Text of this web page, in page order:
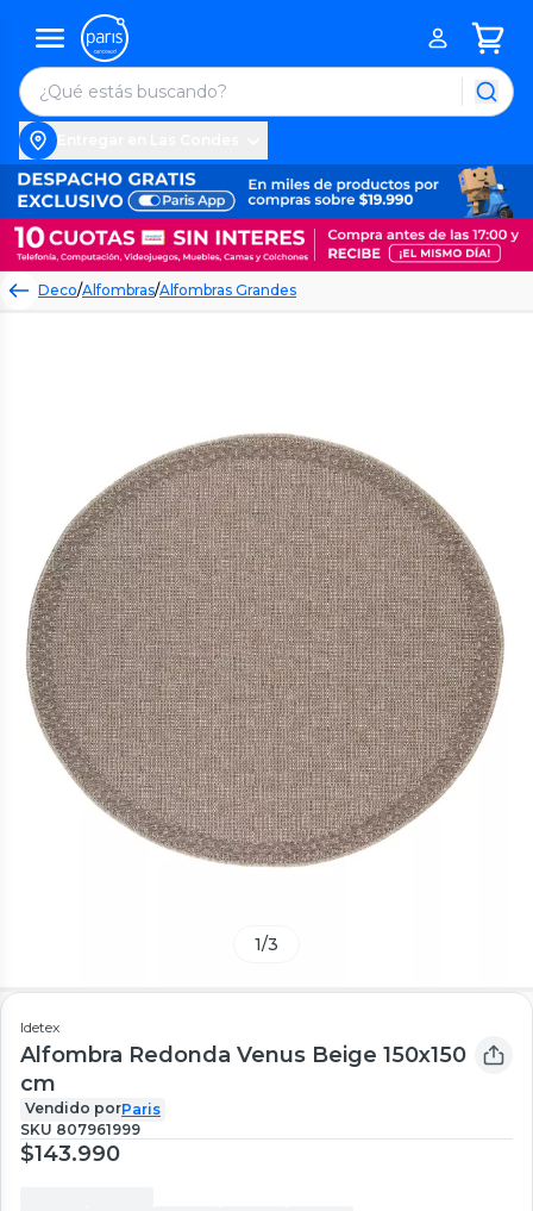
Deco/Alfombras/Alfombras Grandes
1/3
Idetex
Alfombra Redonda Venus Beige 150x150
cm
Vendido porParis
SKU 807961999
$143.990